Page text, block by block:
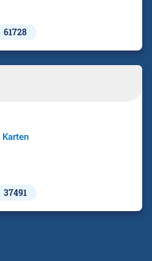
61728
Karten
37491